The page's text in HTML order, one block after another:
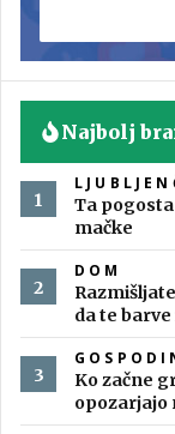
Najbolj
Ta
mačke
DOM
da te
Ko začne
opozarjajo